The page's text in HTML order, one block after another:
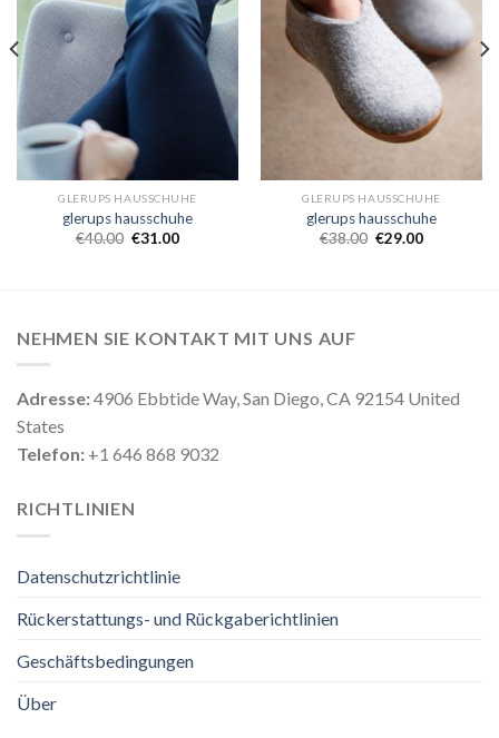
GLERUPS HAUSSCHUHE
glerups hausschuhe
€40.00 €31.00
GLERUPS HAUSSCHUHE
glerups hausschuhe
€38.00 €29.00
NEHMEN SIE KONTAKT MIT UNS AUF
Adresse:4906 Ebbtide Way, San Diego, CA 92154 United
States
Telefon: +1 646 868 9032
RICHTLINIEN
Datenschutzrichtlinie
Rückerstattungs- und Rückgaberichtlinien
Geschäftsbedingungen
Über